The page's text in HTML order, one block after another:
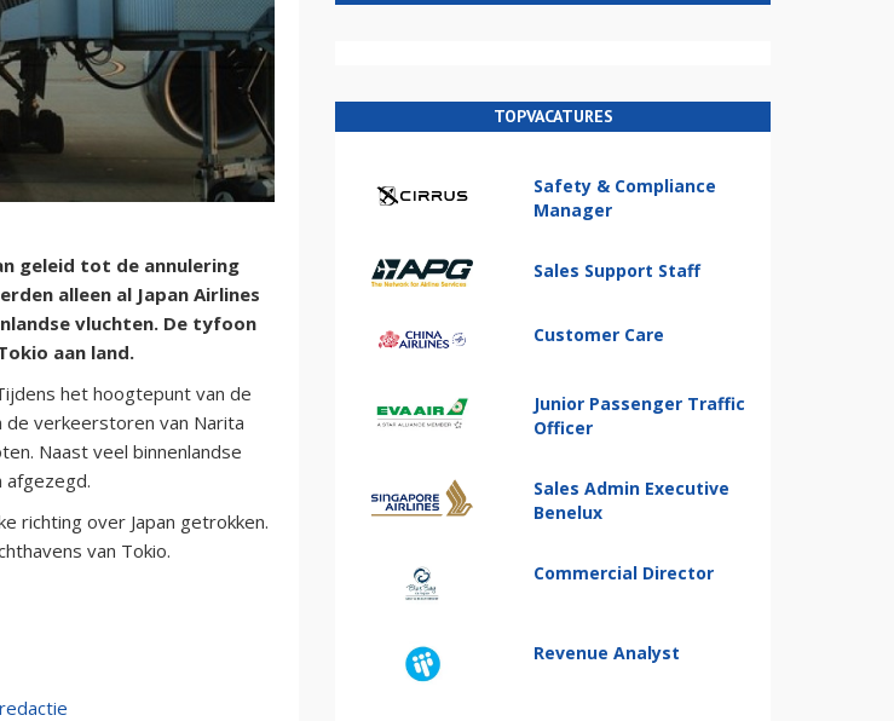
geleid tot de annulering
alleen al Japan Airlines
vluchten. De tyfoon
aan land.
het hoogtepunt van de
verkeerstoren van Narita
Naast veel binnenlandse
afgezegd.
richting over Japan getrokken.
van Tokio.
TOPVACATURES
Safety & Compliance
Manager
Sales Support Staff
Customer Care
Junior Passenger Traffic
Officer
Sales Admin Executive
Benelux
Commercial Director
Revenue Analyst